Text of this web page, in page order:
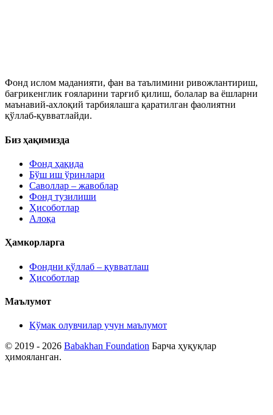
Фонд ислом маданияти, фан ва таълимини ривожлантириш,
бағрикенглик ғояларини тарғиб қилиш, болалар ва ёшларни
маънавий-ахлоқий тарбиялашга қаратилган фаолиятни
қўллаб-қувватлайди.
Биз ҳақимизда
Фонд ҳақида
Бўш иш ўринлари
Саволлар – жавоблар
Фонд тузилиши
Ҳисоботлар
Алоқа
Ҳамкорларга
Фондни қўллаб – қувватлаш
Ҳисоботлар
Маълумот
Кўмак олувчилар учун маълумот
© 2019 - 2026 Babakhan Foundation Барча ҳуқуқлар
ҳимояланган.